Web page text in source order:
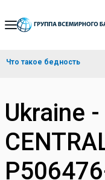
Skip
Navigation
Что такое бедность
Ukraine -